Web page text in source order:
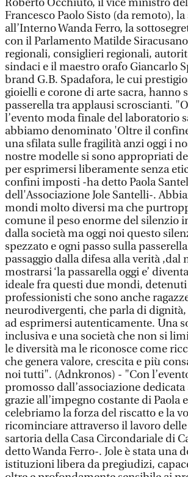
Roberto Occhiuto, il vice ministro
Francesco Paolo Sisto (da remoto),
all’Interno Wanda Ferro, la
con il Parlamento Matilde
regionali, consiglieri regionali,
sindaci e il maestro orafo Giancarlo
brand G.B. Spadafora, le cui
gioielli e corone di arte sacra, hanno
passerella tra applausi scroscianti.
l’evento moda finale del laboratorio
abbiamo denominato 'Oltre il
una sfilata sulle fragilità anzi oggi i
nostre modelle si sono appropriati
per esprimersi liberamente senza
confini imposti -ha detto Paola
dell'Associazione Jole Santelli-.
mondi molto diversi ma che
comune il peso enorme del silenzio
dalla società ma oggi noi questo
spezzato e ogni passo sulla
passaggio dalla difesa alla verità ,dal
mostrarsi ‘la passarella oggi e’
ideale fra questi due mondi,
professionisti che sono anche
neurodivergenti, che parla di
ad esprimersi autenticamente. Una
inclusiva e una società che non si
le diversità ma le riconosce come
che genera valore, crescita e più
noi tutti". (Adnkronos) - "Con
promosso dall’associazione dedicata
grazie all’impegno costante di Paola
celebriamo la forza del riscatto e la
ricominciare attraverso il lavoro
sartoria della Casa Circondariale di
detto Wanda Ferro-. Jole è stata una
istituzioni libera da pregiudizi,